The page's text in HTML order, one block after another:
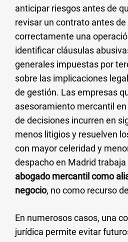
anticipar riesgos antes de
revisar un contrato antes
correctamente una
identificar cláusulas
generales impuestas por
sobre las implicaciones
de gestión. Las empresas
asesoramiento mercantil
de decisiones incurren en
menos litigios y resuelven
con mayor celeridad y
despacho en Madrid trabaja
abogado mercantil como
negocio, no como recurso
En numerosos casos, una
jurídica permite evitar